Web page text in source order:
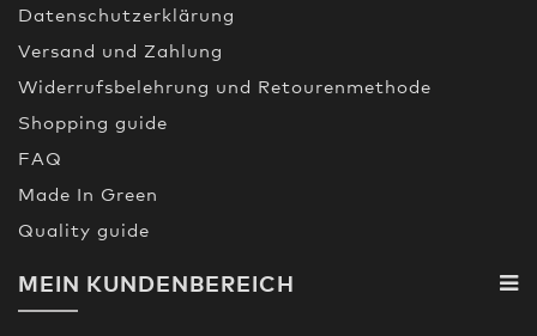
Datenschutzerklärung
Versand und Zahlung
Widerrufsbelehrung und Retourenmethode
Shopping guide
FAQ
Made In Green
Quality guide
MEIN KUNDENBEREICH